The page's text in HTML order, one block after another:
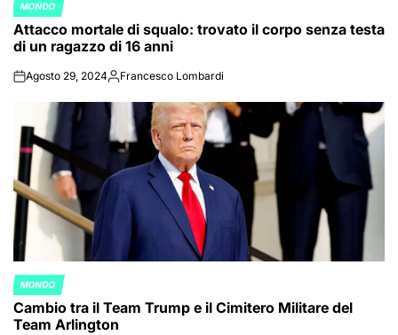
POSTED
IN
MONDO
Attacco mortale di squalo: trovato il corpo senza testa
di un ragazzo di 16 anni
onAgosto 29, 2024Posted
Francesco Lombardi
POSTED
IN
MONDO
Cambio tra il Team Trump e il Cimitero Militare del
Team Arlington